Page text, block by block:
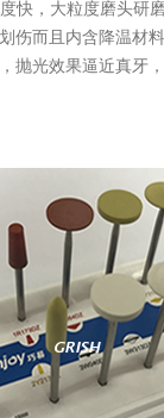
快，大粒度磨头研
伤而且内含降温材
抛光效果逼近真牙